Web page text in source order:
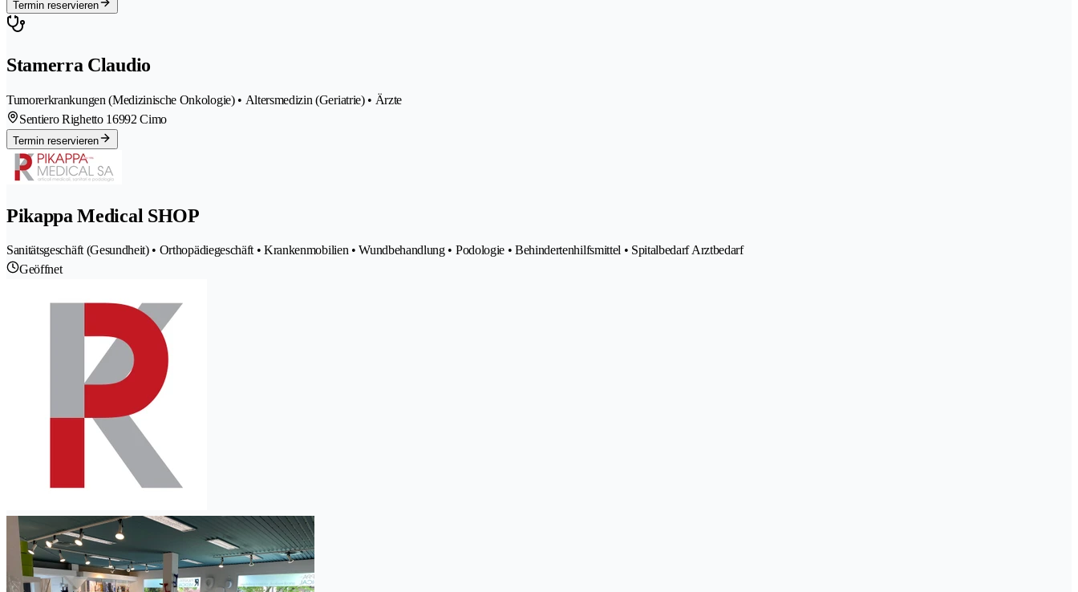
Termin reservieren
Stamerra Claudio
Tumorerkrankungen (Medizinische Onkologie) • Altersmedizin (Geriatrie) • Ärzte
Sentiero Righetto 16992 Cimo
Termin reservieren
Pikappa Medical SHOP
Sanitätsgeschäft (Gesundheit) • Orthopädiegeschäft • Krankenmobilien • Wundbehandlung • Podologie • Behindertenhilfsmittel • Spitalbedarf Arztbedarf
Geöffnet